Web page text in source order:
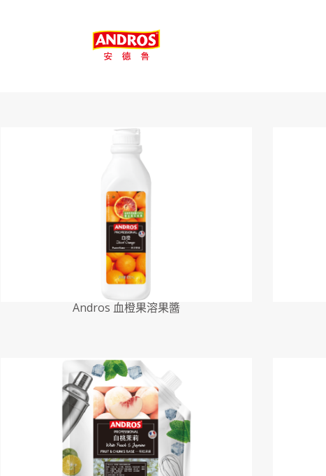
Andros 血橙果溶果醬